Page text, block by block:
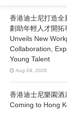
香港迪士尼打造
劃助年輕人才開
Unveils New
Collaboration,
Young Talent
Aug 04, 2026
香港迪士尼樂園
Coming to Hong